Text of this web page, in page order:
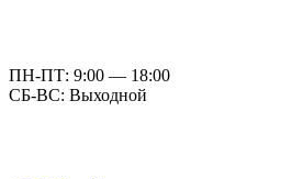
ПН-ПТ: 9:00 — 18:00
СБ-ВС: Выходной